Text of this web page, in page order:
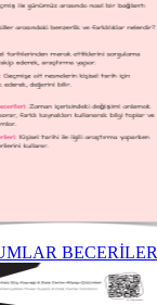
BECERİLER